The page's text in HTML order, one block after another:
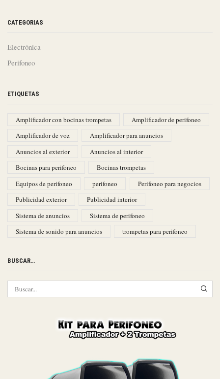
CATEGORIAS
Electrónica
Perifoneo
ETIQUETAS
Amplificador con bocinas trompetas
Amplificador de perifoneo
Amplificador de voz
Amplificador para anuncios
Anuncios al exterior
Anuncios al interior
Bocinas para perifoneo
Bocinas trompetas
Equipos de perifoneo
perifoneo
Perifoneo para negocios
Publicidad exterior
Publicidad interior
Sistema de anuncios
Sistema de perifoneo
Sistema de sonido para anuncios
trompetas para perifoneo
BUSCAR…